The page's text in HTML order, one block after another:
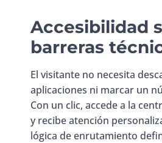
Accesibilidad
barreras
El visitante no necesita
aplicaciones ni marcar un
Con un clic, accede a la
y recibe atención
lógica de enrutamiento